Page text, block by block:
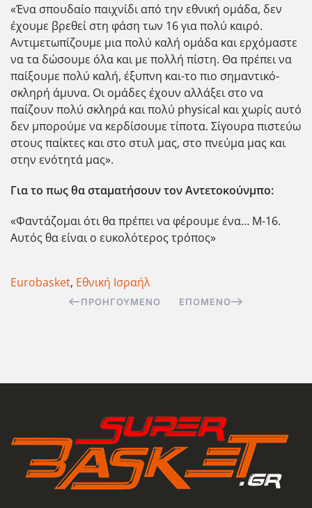
«Ένα σπουδαίο παιχνίδι από την εθνική ομάδα, δεν
έχουμε βρεθεί στη φάση των 16 για πολύ καιρό.
Αντιμετωπίζουμε μια πολύ καλή ομάδα και ερχόμαστε
να τα δώσουμε όλα και με πολλή πίστη. Θα πρέπει να
παίξουμε πολύ καλή, έξυπνη και-το πιο σημαντικό-
σκληρή άμυνα. Οι ομάδες έχουν αλλάξει στο να
παίζουν πολύ σκληρά και πολύ physical και χωρίς αυτό
δεν μπορούμε να κερδίσουμε τίποτα. Σίγουρα πιστεύω
στους παίκτες και στο στυλ μας, στο πνεύμα μας και
στην ενότητά μας».
Για το πως θα σταματήσουν τον Αντετοκούνμπο:
«Φαντάζομαι ότι θα πρέπει να φέρουμε ένα… M-16.
Αυτός θα είναι ο ευκολότερος τρόπος»
Eurobasket, Εθνική Ισραήλ
ΠΡΟΗΓΟΎΜΕΝΟ ΕΠΌΜΕΝΟ